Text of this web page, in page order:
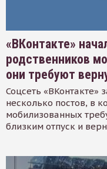
«ВКонтакте»
родственников
они требуют
Соцсеть «ВКонтакте»
несколько постов, в
мобилизованных
близким отпуск и